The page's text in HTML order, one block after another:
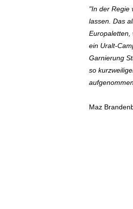
"In der Regie
lassen. Das
Europaletten,
ein Uralt-
Garnierung
so
Maz